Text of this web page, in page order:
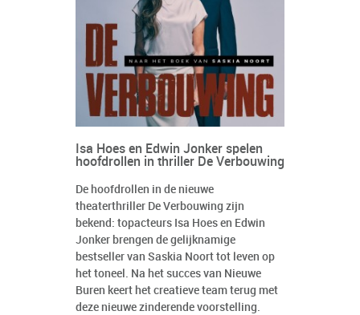
Isa Hoes en Edwin Jonker spelen
hoofdrollen in thriller De Verbouwing
De hoofdrollen in de nieuwe
theaterthriller De Verbouwing zijn
bekend: topacteurs Isa Hoes en Edwin
Jonker brengen de gelijknamige
bestseller van Saskia Noort tot leven op
het toneel. Na het succes van Nieuwe
Buren keert het creatieve team terug met
deze nieuwe zinderende voorstelling.